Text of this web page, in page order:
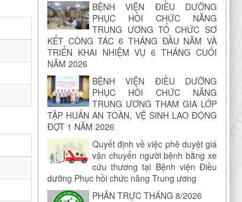
BỆNH VIỆN ĐIỀU DƯỠNG
PHỤC HỒI CHỨC NĂNG
TRUNG ƯƠNG TỔ CHỨC SƠ
KẾT CÔNG TÁC 6 THÁNG ĐẦU NĂM VÀ
TRIỂN KHAI NHIỆM VỤ 6 THÁNG CUỐI
NĂM 2026
BỆNH VIỆN ĐIỀU DƯỠNG
PHỤC HỒI CHỨC NĂNG
TRUNG ƯƠNG THAM GIA LỚP
TẬP HUẤN AN TOÀN, VỆ SINH LAO ĐỘNG
ĐỢT 1 NĂM 2026
Quyết định về việc phê duyệt giá
vận chuyển người bệnh bằng xe
cứu thương tại Bệnh viện Điều
dưỡng Phục hồi chức năng Trung ương
PHÂN TRỰC THÁNG 8/2026